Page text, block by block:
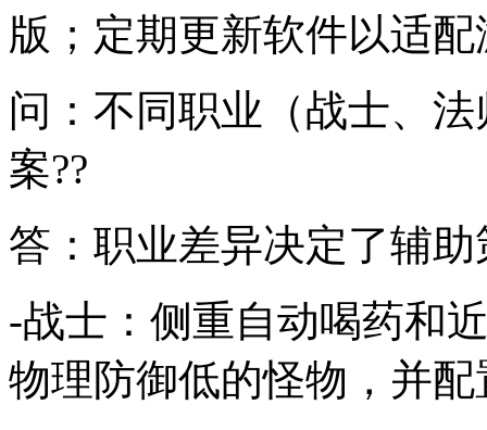
版；定期更新软件以适配
问：不同职业（战士、
案??
答：职业差异决定了辅
-战士：侧重自动喝药和
物理防御低的怪物，并配